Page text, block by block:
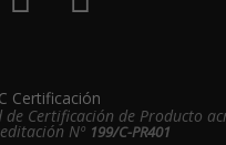
de Certificación de Producto
Nº 199/C-PR401